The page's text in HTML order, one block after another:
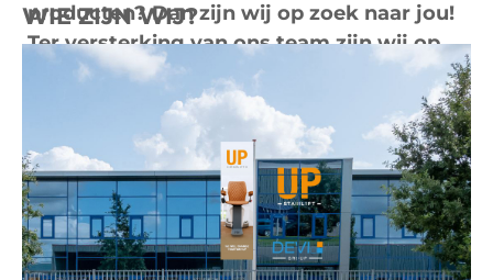
producten? Dan zijn wij op zoek naar jou!
Ter versterking van ons team zijn wij op
zoek naar een enthousiaste assemblage
specialist voor onze productiefaciliteit in
WIE ZIJN WIJ?